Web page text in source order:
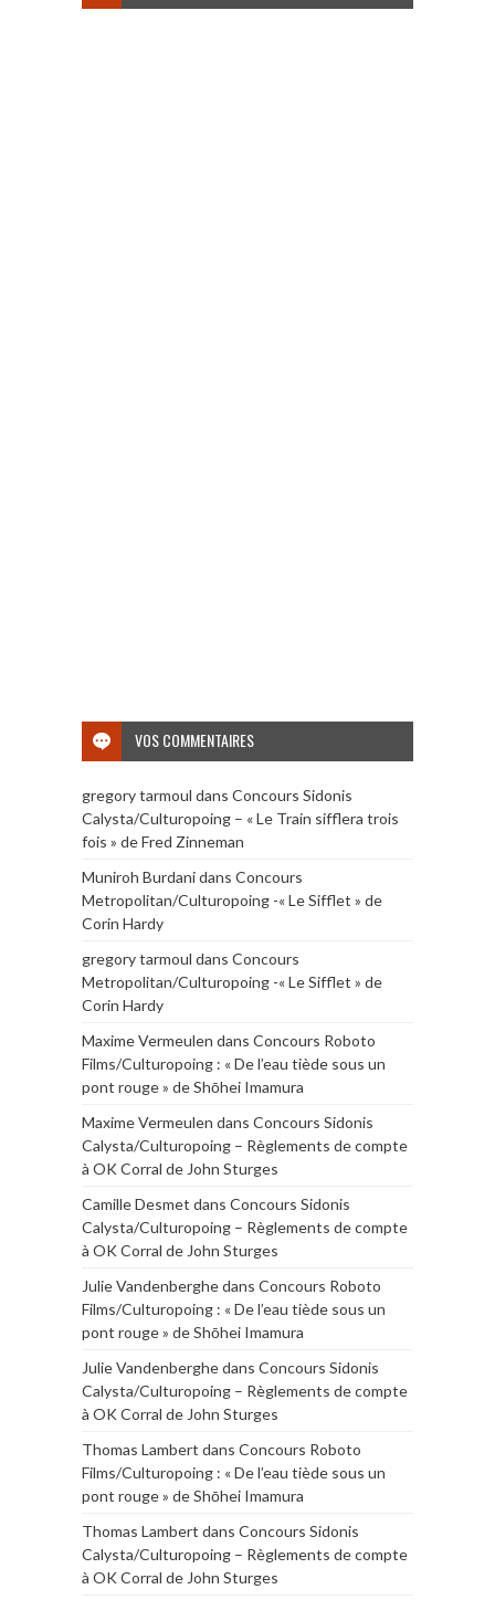
VOS COMMENTAIRES
gregory tarmoul dans Concours Sidonis
Calysta/Culturopoing – « Le Train sifflera trois
fois » de Fred Zinneman
Muniroh Burdanidans Concours
Metropolitan/Culturopoing -« Le Sifflet » de
Corin Hardy
gregory tarmoul dans Concours
Metropolitan/Culturopoing -« Le Sifflet » de
Corin Hardy
Maxime Vermeulen dans Concours Roboto
Films/Culturopoing : « De l’eau tiède sous un
pont rouge » de Shōhei Imamura
Maxime Vermeulen dans Concours Sidonis
Calysta/Culturopoing – Règlements de compte
à OK Corral de John Sturges
Camille Desmet dans Concours Sidonis
Calysta/Culturopoing – Règlements de compte
à OK Corral de John Sturges
Julie Vandenberghedans Concours Roboto
Films/Culturopoing : « De l’eau tiède sous un
pont rouge » de Shōhei Imamura
Julie Vandenberghedans Concours Sidonis
Calysta/Culturopoing – Règlements de compte
à OK Corral de John Sturges
Thomas Lambert dans Concours Roboto
Films/Culturopoing : « De l’eau tiède sous un
pont rouge » de Shōhei Imamura
Thomas Lambert dans Concours Sidonis
Calysta/Culturopoing – Règlements de compte
à OK Corral de John Sturges